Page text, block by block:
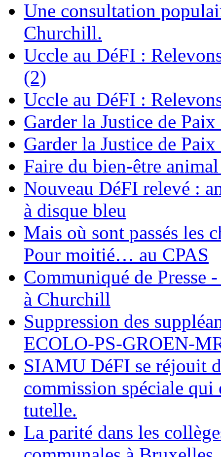
Une consultation
Churchill.
Uccle au DéFI :
(2)
Uccle au DéFI :
Garder la Justice de
Garder la Justice de
Faire du bien-être
Nouveau DéFI relevé :
à disque bleu
Mais où sont passés les
Pour moitié… au CPAS
Communiqué de Presse
à Churchill
Suppression des
ECOLO-PS-GROEN-
SIAMU DéFI se réjouit
commission spéciale qui
tutelle.
La parité dans les